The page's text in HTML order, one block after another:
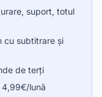
suport, totul
cu subtitrare și
de terți
lună